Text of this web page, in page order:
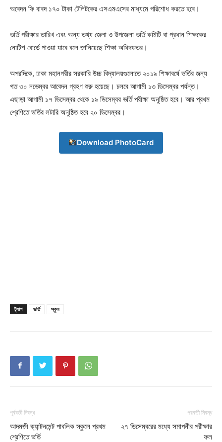
Company
Subscription Plans
My account
অবেদন ফি বাবদ ১৭০ টাকা টেলিটকের এসএমএসের মাধ্যমে পরিশোধ করতে হবে।
ভর্তি পরীক্ষার তারিখ এবং অন্য তথ্য জেলা ও উপজেলা ভর্তি কমিটি বা প্রধান শিক্ষকের
নোটিশ বোর্ডে পাওয়া যাবে বলে জানিয়েছে শিক্ষা অধিদফতর।
অপরদিকে, ঢাকা মহানগরীর সরকারি উচ্চ বিদ্যালয়গুলোতে ২০১৯ শিক্ষাবর্ষে ভর্তির জন্য
গত ৩০ নভেম্বর আবেদন গ্রহণ শুরু হয়েছে। চলবে আগামী ১৩ ডিসেম্বর পর্যন্ত।
এছাড়া আগামী ১৭ ডিসেম্বর থেকে ১৯ ডিসেম্বর ভর্তি পরীক্ষা অনুষ্ঠিত হবে। আর প্রথম
শ্রেণিতে ভর্তির লটারি অনুষ্ঠিত হবে ২০ ডিসেম্বর।
Download PhotoCard
ট্যাগ ভর্তি স্কুল
পূর্ববর্তী নিবন্ধ
আদমজী ক্যান্টনমেন্ট পাবলিক স্কুলে প্রথম
শ্রেণিতে ভর্তি
পরবর্তী নিবন্ধ
২৭ ডিসেম্বরের মধ্যে সমাপনীর পরীক্ষার
ফল